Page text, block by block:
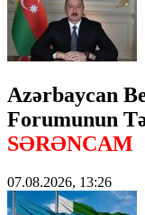
Azərbaycan
Forumunun
SƏRƏNCAM
07.08.2026, 13:26